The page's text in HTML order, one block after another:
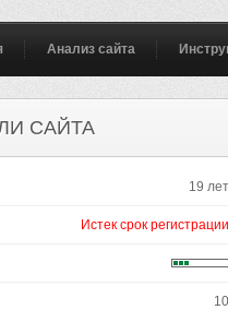
Анализ сайта
САЙТА
19 лет
Истек срок регистрации
10